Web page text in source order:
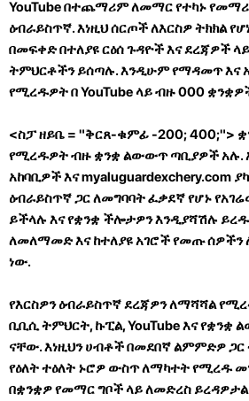
YouTube በተጨማሪም ለመማር የተካኑ
ዕብራይስጥኛ. እነዚህ ሰርጦች ለእርስዎ ትክክል
በመፍቀድ በተለያዩ ርዕሰ ጉዳዮች እና ደረጃዎች
ትምህርቶችን ይሰጣሉ. እንዲሁም የማዳመጥ እና
የሚረዱዎት በ YouTube ላይ ብዙ 000
<ስፓ ዘይቤ = "ቅርጸ-ቁምፊ -200; 400;">
የሚረዱዎት ብዙ ቋንቋ ልውውጥ ጣቢያዎች አሉ.
አከባቢዎች እና myaluguardexchery.com
ዕብራይስጥኛ ጋር ለመግባባት ፈቃደኛ የሆኑ
ይችላሉ እና የቋንቋ ችሎታዎን እንዲያሻሽሉ
ለመለማመድ እና ከተለያዩ አገሮች የመጡ
ነው.
የእርስዎን ዕብራይስጥኛ ደረጃዎን ለማሻሻል
ቢቢሲ ትምህርት, ኩፒል, YouTube እና
ናቸው. እነዚህን ሀብቶች በመደበኛ ልምምድዎ
የዕለት ተዕለት ኑሮዎ ውስጥ ለማካተት የሚረዱ
በቋንቋዎ የመማር ግቦች ላይ ለመድረስ